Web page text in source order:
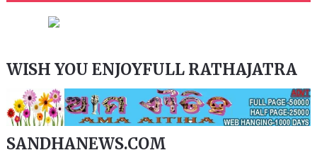
WISH YOU ENJOYFULL RATHAJATRA
SANDHANEWS.COM